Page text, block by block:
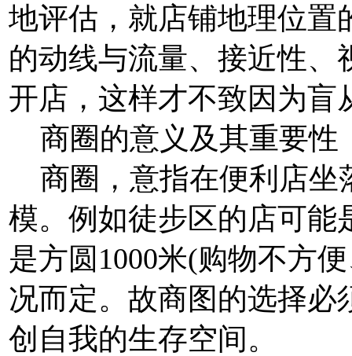
地评估，就店铺地理位置
的动线与流量、接近性、
开店，这样才不致因为盲
商圈的意义及其重要性
商圈，意指在便利店坐
模。例如徒步区的店可能
是方圆1000米(购物不方
况而定。故商图的选择必
创自我的生存空间。